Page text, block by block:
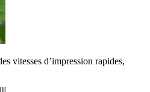
vitesses d’impression rapides,